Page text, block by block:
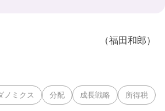
（福田和郎）
ノミクス 分配 成長戦略 所得税